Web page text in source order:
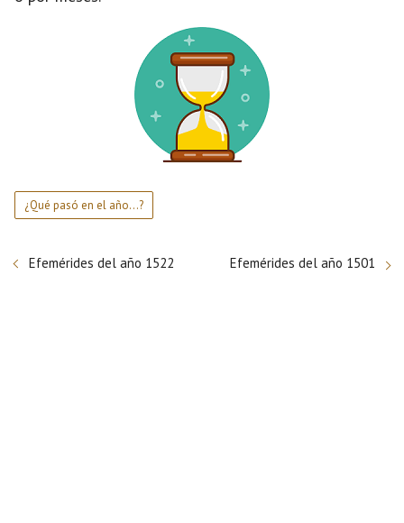
¿Qué pasó en el año...?
Efemérides del año 1522 Efemérides del año 1501